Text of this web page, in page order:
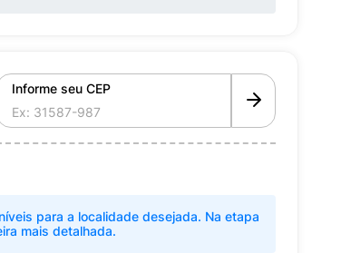
Informe seu CEP
para a localidade desejada. Na etapa
mais detalhada.